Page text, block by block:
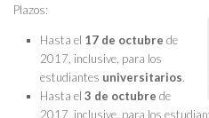
Plazos:
Hasta el 17 de octubre de
2017, inclusive, para los
estudiantes universitarios.
Hasta el 3 de octubre de
2017, inclusive, para los